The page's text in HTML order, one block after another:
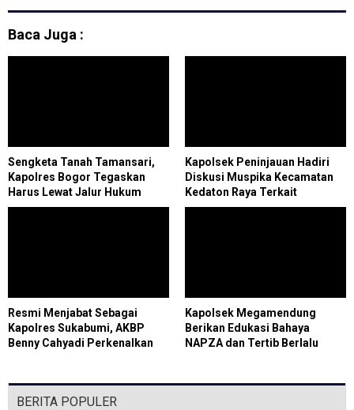
Baca Juga :
Sengketa Tanah Tamansari,
Kapolres Bogor Tegaskan
Harus Lewat Jalur Hukum
Damaillll
Kapolsek Peninjauan Hadiri
Diskusi Muspika Kecamatan
Kedaton Raya Terkait
Sengketa Lahan Kelompok
Resmi Menjabat Sebagai
Kapolres Sukabumi, AKBP
Benny Cahyadi Perkenalkan
Kapolsek Megamendung
Berikan Edukasi Bahaya
NAPZA dan Tertib Berlalu
BERITA POPULER